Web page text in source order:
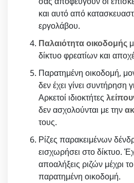
και αυτό από
εργολάβου.
Παλαιότητα οικοδομής
δίκτυο φρεατίων και
Παρατημένη οικοδομή,
δεν έχει γίνει συντήρηση
Αρκετοί ιδιοκτήτες
δεν ασχολούνται με την
τους.
Ρίζες παρακειμένων
εισχωρήσει στο δίκτυο.
αποαλήξεις ριζών μέχρι
παρατημένη οικοδομή.